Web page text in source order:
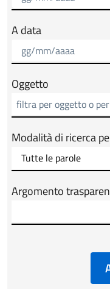
A data
Oggetto
Modalità di ricerca
Argomento